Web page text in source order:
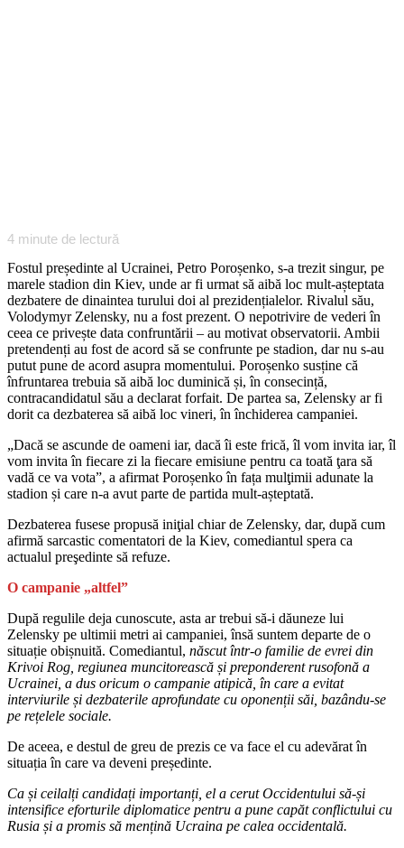
4 minute de lectură
Fostul președinte al Ucrainei, Petro Poroșenko, s-a trezit singur, pe
marele stadion din Kiev, unde ar fi urmat să aibă loc mult-așteptata
dezbatere de dinaintea turului doi al prezidențialelor. Rivalul său,
Volodymyr Zelensky, nu a fost prezent. O nepotrivire de vederi în
ceea ce privește data confruntării – au motivat observatorii. Ambii
pretendenți au fost de acord să se confrunte pe stadion, dar nu s-au
putut pune de acord asupra momentului. Poroșenko susține că
înfruntarea trebuia să aibă loc duminică și, în consecință,
contracandidatul său a declarat forfait. De partea sa, Zelensky ar fi
dorit ca dezbaterea să aibă loc vineri, în închiderea campaniei.
„Dacă se ascunde de oameni iar, dacă îi este frică, îl vom invita iar, îl
vom invita în fiecare zi la fiecare emisiune pentru ca toată ţara să
vadă ce va vota”, a afirmat Poroșenko în fața mulţimii adunate la
stadion și care n-a avut parte de partida mult-așteptată.
Dezbaterea fusese propusă iniţial chiar de Zelensky, dar, după cum
afirmă sarcastic comentatori de la Kiev, comediantul spera ca
actualul preşedinte să refuze.
O campanie „altfel”
După regulile deja cunoscute, asta ar trebui să-i dăuneze lui
Zelensky pe ultimii metri ai campaniei, însă suntem departe de o
situație obișnuită. Comediantul, născut într-o familie de evrei din
Krivoi Rog, regiunea muncitorească și preponderent rusofonă a
Ucrainei, a dus oricum o campanie atipică, în care a evitat
interviurile și dezbaterile aprofundate cu oponenții săi, bazându-se
pe rețelele sociale.
De aceea, e destul de greu de prezis ce va face el cu adevărat în
situația în care va deveni președinte.
Ca și ceilalți candidați importanți, el a cerut Occidentului să-și
intensifice eforturile diplomatice pentru a pune capăt conflictului cu
Rusia și a promis să mențină Ucraina pe calea occidentală.